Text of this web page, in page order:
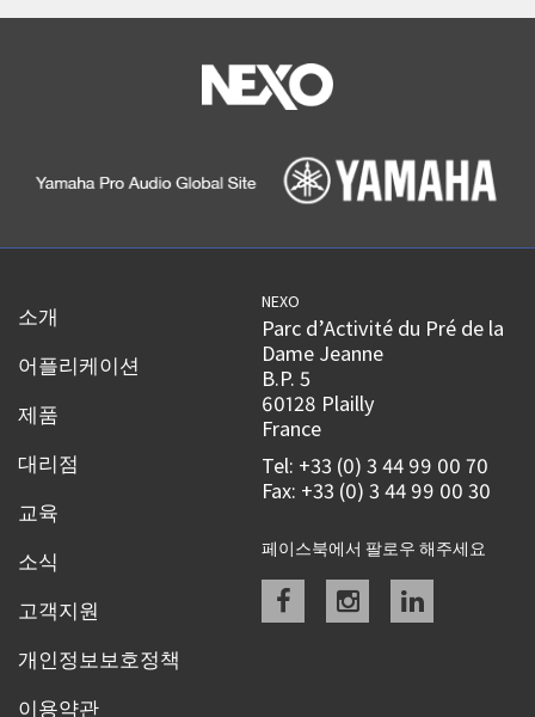
소개
어플리케이션
제품
대리점
교육
소식
고객지원
개인정보보호정책
이용약관
NEXO
Parc d’Activité du Pré de la
Dame Jeanne
B.P. 5
60128 Plailly
France
Tel: +33 (0) 3 44 99 00 70
Fax: +33 (0) 3 44 99 00 30
페이스북에서 팔로우 해주세요
Facebookinstagramlinkedin